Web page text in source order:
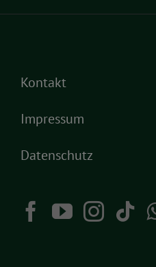
Kontakt
Impressum
Datenschutz